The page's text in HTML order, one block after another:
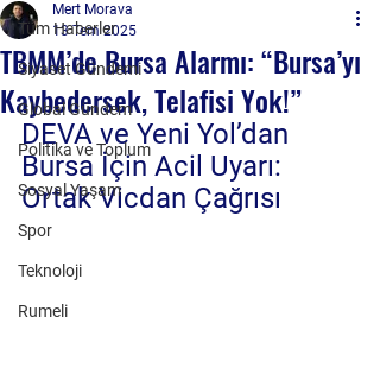
Tüm Haberler
Siyaset Gündemi
Global Gündem
Politika ve Toplum
Sosyal Yaşam
Spor
Teknoloji
Rumeli
TBMM’de Bursa Alarmı: “Bursa’yı
Kaybedersek, Telafisi Yok!”
Mert Morava
13 Tem 2025
DEVA ve Yeni Yol’dan
Bursa İçin Acil Uyarı:
Ortak Vicdan Çağrısı